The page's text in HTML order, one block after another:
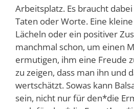
Arbeitsplatz. Es braucht
Taten oder Worte. Eine
Lächeln oder ein positiver
manchmal schon, um einen
ermutigen, ihm eine Freude
zu zeigen, dass man ihn und
wertschätzt. Sowas kann
sein, nicht nur für den*die